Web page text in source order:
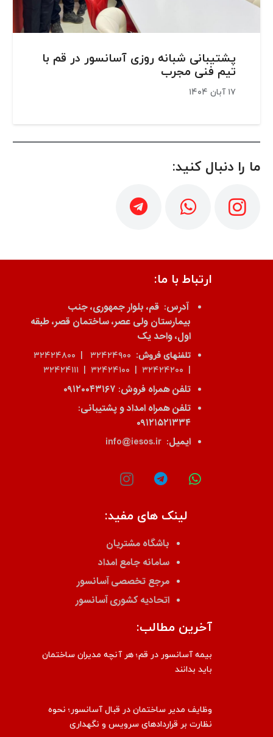
پشتیبانی شبانه روزی آسانسور در قم با
تیم فنی مجرب
۱۷ آبان ۱۴۰۴
ما را دنبال کنید:
ارتباط با ما:
آدرس: قم، بلوار جمهوری، جنب
بیمارستان ولی عصر، ساختمان قصر، طبقه
اول، واحد یک
تلفنهای فروش:
تلفن همراه فروش:
تلفن همراه امداد و پشتیبانی:
۰۹۱۲۱۵۲۱۳۳۴
ایمیل: info@iesos.ir
لینک های مفید:
باشگاه مشتریان
سامانه جامع امداد
مرجع تخصصی آسانسور
اتحادیه کشوری آسانسور
آخرین مطالب:
بیمه آسانسور در قم؛ هر آنچه مدیران ساختمان
باید بدانند
وظایف مدیر ساختمان در قبال آسانسور؛ نحوه
نظارت بر قراردادهای سرویس و نگهداری